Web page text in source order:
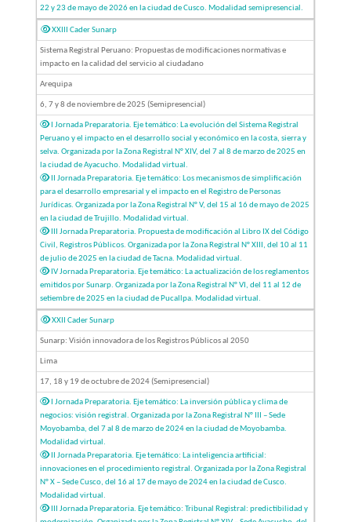
22 y 23 de mayo de 2026 en la ciudad de Cusco. Modalidad semipresencial.
XXIII Cader Sunarp
Sistema Registral Peruano: Propuestas de modificaciones normativas e
impacto en la calidad del servicio al ciudadano
Arequipa
6, 7 y 8 de noviembre de 2025 (Semipresencial)
I Jornada Preparatoria. Eje temático: La evolución del Sistema Registral
Peruano y el impacto en el desarrollo social y económico en la costa, sierra y
selva. Organizada por la Zona Registral N° XIV, del 7 al 8 de marzo de 2025 en
la ciudad de Ayacucho. Modalidad virtual.
II Jornada Preparatoria. Eje temático: Los mecanismos de simplificación
para el desarrollo empresarial y el impacto en el Registro de Personas
Jurídicas. Organizada por la Zona Registral N° V, del 15 al 16 de mayo de 2025
en la ciudad de Trujillo. Modalidad virtual.
III Jornada Preparatoria. Propuesta de modificación al Libro IX del Código
Civil, Registros Públicos. Organizada por la Zona Registral N° XIII, del 10 al 11
de julio de 2025 en la ciudad de Tacna. Modalidad virtual.
IV Jornada Preparatoria. Eje temático: La actualización de los reglamentos
emitidos por Sunarp. Organizada por la Zona Registral N° VI, del 11 al 12 de
setiembre de 2025 en la ciudad de Pucallpa. Modalidad virtual.
XXII Cader Sunarp
Sunarp: Visión innovadora de los Registros Públicos al 2050
Lima
17, 18 y 19 de octubre de 2024 (Semipresencial)
I Jornada Preparatoria. Eje temático: La inversión pública y clima de
negocios: visión registral. Organizada por la Zona Registral N° III – Sede
Moyobamba, del 7 al 8 de marzo de 2024 en la ciudad de Moyobamba.
Modalidad virtual.
II Jornada Preparatoria. Eje temático: La inteligencia artificial:
innovaciones en el procedimiento registral. Organizada por la Zona Registral
N° X – Sede Cusco, del 16 al 17 de mayo de 2024 en la ciudad de Cusco.
Modalidad virtual.
III Jornada Preparatoria. Eje temático: Tribunal Registral: predictibilidad y